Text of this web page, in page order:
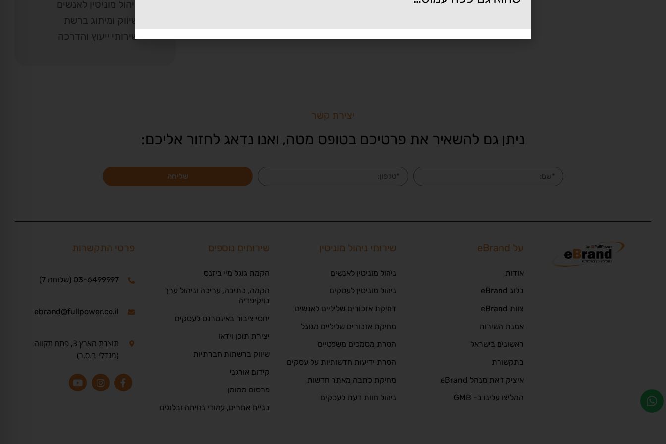
ניהול מוניטין לאנשים
שיווק ומיתוג ברשת
שירותי ייעוץ והדרכה
יצירת קשר
ניתן גם להשאיר את פרטיכם בטופס מטה, ואנו נדאג לחזור אליכם:
שליחה
על eBrand
אודות
בלוג eBrand
צוות eBrand
אמנת השירות
ראשונים בישראל
בתקשורת
איציק זיאת מנהל eBrand
המליצו עלינו ב- GMB
שירותי ניהול מוניטין
ניהול מוניטין לאנשים
ניהול מוניטין לעסקים
דחיקת אזכורים שליליים לאנשים
מחיקת אזכורים שליליים מגוגל
הסרת מסמכים משפטיים
הסרת ידיעות חדשותיות על עסקים
מחיקת כתבה מאתר חדשות
ניהול חוות דעת לעסקים
שירותים נוספים
הקמת גוגל מיי ביזנס
הקמה, כתיבה, עריכה וניהול ערך
בויקיפדיה
יחסי ציבור באינטרנט לעסקים
יצירת תוכן וידאו
שיווק ברשתות חברתיות
קידום אורגני
פרסום ממומן
בניית אתרים, עמודי נחיתה ובלוגים
פרטי התקשרות
03-6499997 (שלוחה 7)
ebrand@fullpower.co.il
תוצרת הארץ 3, פתח תקווה
(מגדלי ב.ס.ר)